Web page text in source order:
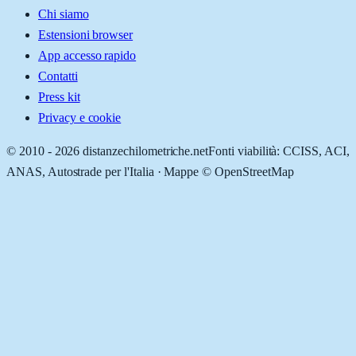
Chi siamo
Estensioni browser
App accesso rapido
Contatti
Press kit
Privacy e cookie
© 2010 - 2026 distanzechilometriche.netFonti viabilità: CCISS, ACI,
ANAS, Autostrade per l'Italia · Mappe © OpenStreetMap